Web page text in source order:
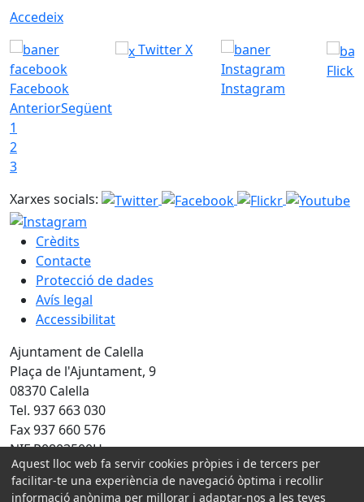
Accedeix
Facebook
Twitter X
Instagram
Flickr
AnteriorSegüent
1
2
3
Xarxes socials:
Crèdits
Contacte
Protecció de dades
Avís legal
Accessibilitat
Ajuntament de Calella
Plaça de l'Ajuntament, 9
08370 Calella
Tel. 937 663 030
Fax 937 660 576
NIF P0803500H
Amb la col·laboració de:
Aquest lloc web fa servir cookies pròpies i de tercers per
facilitar-te una experiència de navegació òptima i recollir
informació anònima per millorar i adaptar-nos a les teves